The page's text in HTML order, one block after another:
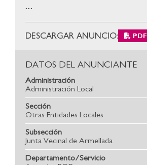
...
DESCARGAR ANUNCIO: PDF
DATOS DEL ANUNCIANTE
Administración
Administración Local
Sección
Otras Entidades Locales
Subsección
Junta Vecinal de Armellada
Departamento/Servicio